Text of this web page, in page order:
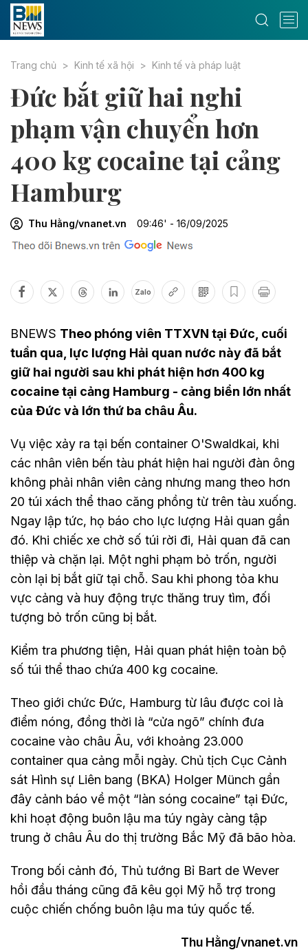
Trang chủ Kinh tế xã hội Kinh tế và pháp luật
Đức bắt giữ hai nghi
phạm vận chuyển hơn
400 kg cocaine tại cảng
Hamburg
Thu Hằng/vnanet.vn 09:46' - 16/09/2025
Zalo
BNEWS Theo phóng viên TTXVN tại Đức, cuối
tuần qua, lực lượng Hải quan nước này đã bắt
giữ hai người sau khi phát hiện hơn 400 kg
cocaine tại cảng Hamburg - cảng biển lớn nhất
của Đức và lớn thứ ba châu Âu.
Vụ việc xảy ra tại bến container O'Swaldkai, khi
các nhân viên bến tàu phát hiện hai người đàn ông
không phải nhân viên cảng nhưng mang theo hơn
20 túi xách thể thao căng phồng từ trên tàu xuống.
Ngay lập tức, họ báo cho lực lượng Hải quan gần
đó. Khi chiếc xe chở số túi rời đi, Hải quan đã can
thiệp và chặn lại. Một nghi phạm bỏ trốn, người
còn lại bị bắt giữ tại chỗ. Sau khi phong tỏa khu
vực cảng và huy động trực thăng truy tìm, đối
tượng bỏ trốn cũng bị bắt.
Kiểm tra phương tiện, Hải quan phát hiện toàn bộ
số túi thể thao chứa 400 kg cocaine.
Theo giới chức Đức, Hamburg từ lâu được coi là
điểm nóng, đồng thời là “cửa ngõ” chính đưa
cocaine vào châu Âu, với khoảng 23.000
container qua cảng mỗi ngày. Chủ tịch Cục Cảnh
sát Hình sự Liên bang (BKA) Holger Münch gần
đây cảnh báo về một “làn sóng cocaine” tại Đức,
khi hoạt động buôn lậu ma túy ngày càng tập
trung ở châu Âu do thị trường Bắc Mỹ đã bão hòa.
Trong bối cảnh đó, Thủ tướng Bỉ Bart de Wever
hồi đầu tháng cũng đã kêu gọi Mỹ hỗ trợ trong
cuộc chiến chống buôn lậu ma túy quốc tế.
Thu Hằng/vnanet.vn